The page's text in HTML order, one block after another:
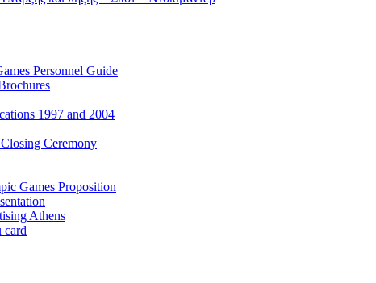
Personnel Guide
1997 and 2004
Ceremony
Games Proposition
Athens
card